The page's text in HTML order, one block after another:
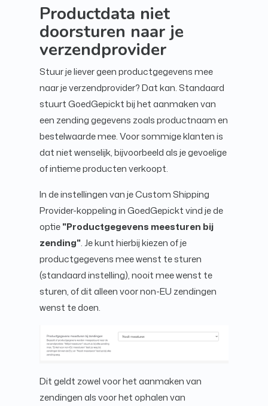
Productdata niet
doorsturen naar je
verzendprovider
Stuur je liever geen productgegevens mee
naar je verzendprovider? Dat kan. Standaard
stuurt GoedGepickt bij het aanmaken van
een zending gegevens zoals productnaam en
bestelwaarde mee. Voor sommige klanten is
dat niet wenselijk, bijvoorbeeld als je gevoelige
of intieme producten verkoopt.
In de instellingen van je Custom Shipping
Provider-koppeling in GoedGepickt vind je de
optie"Productgegevens meesturen bij
zending". Je kunt hierbij kiezen of je
productgegevens mee wenst te sturen
(standaard instelling), nooit mee wenst te
sturen, of dit alleen voor non-EU zendingen
wenst te doen.
Dit geldt zowel voor het aanmaken van
zendingen als voor het ophalen van